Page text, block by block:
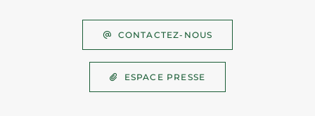
CONTACTEZ-NOUS
ESPACE PRESSE